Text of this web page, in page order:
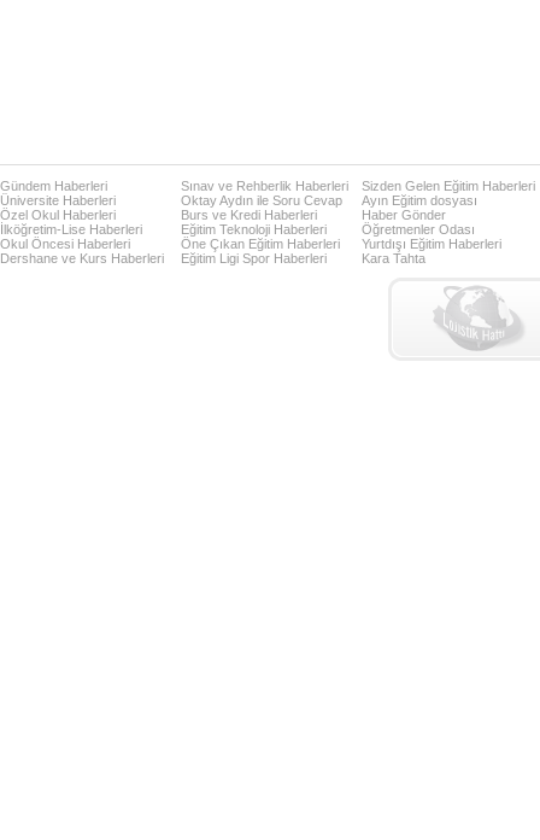
Gündem Haberleri
Üniversite Haberleri
Özel Okul Haberleri
İlköğretim-Lise Haberleri
Okul Öncesi Haberleri
Dershane ve Kurs Haberleri
Sınav ve Rehberlik Haberleri
Oktay Aydın ile Soru Cevap
Burs ve Kredi Haberleri
Eğitim Teknoloji Haberleri
Öne Çıkan Eğitim Haberleri
Eğitim Ligi Spor Haberleri
Sizden Gelen Eğitim Haberleri
Ayın Eğitim dosyası
Haber Gönder
Öğretmenler Odası
Yurtdışı Eğitim Haberleri
Kara Tahta